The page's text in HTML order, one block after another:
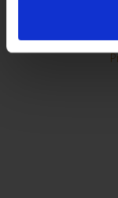
ORDENAR POR: